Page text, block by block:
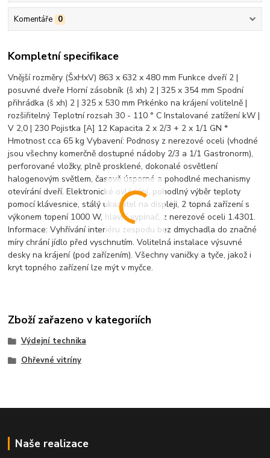
Komentáře 0
Kompletní specifikace
Vnější rozměry (ŠxHxV) 863 x 632 x 480 mm Funkce dveří 2 |
posuvné dveře Horní zásobník (š xh) 2 | 325 x 354 mm Spodní
přihrádka (š xh) 2 | 325 x 530 mm Prkénko na krájení volitelně |
rozšiřitelný Teplotní rozsah 30 - 110 ° C Instalované zatížení kW |
V 2,0 | 230 Pojistka [A] 12 Kapacita 2 x 2/3 + 2 x 1/1 GN *
Hmotnost cca 65 kg Vybavení: Podnosy z nerezové oceli (vhodné
jsou všechny komerčně dostupné nádoby 2/3 a 1/1 Gastronorm),
perforované vložky, plně prosklené, dokonalé osvětlení
halogenovým světlem, časově úsporné a pohodlné mechanismy
otevírání dveří. Elektronické ovládání, pohodlný výběr teploty
pomocí klávesnice, stálý ukazatel na displeji, 2 topná zařízení s
výkonem topení 1000 W, hlavní vypínač, z nerezové oceli 1.4301.
Informace: Vyhřívání interiéru zespodu bez dmychadla do značné
míry chrání jídlo před vyschnutím. Volitelná instalace výsuvné
desky na krájení (pod zařízením). Všechny vaničky a tyče, jakož i
kryt topného zařízení lze mýt v myčce.
Zboží zařazeno v kategoriích
Výdejní technika
Ohřevné vitríny
Naše realizace